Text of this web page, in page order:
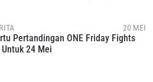
20 MEI
Pertandingan ONE Friday Fights
Untuk 24 Mei